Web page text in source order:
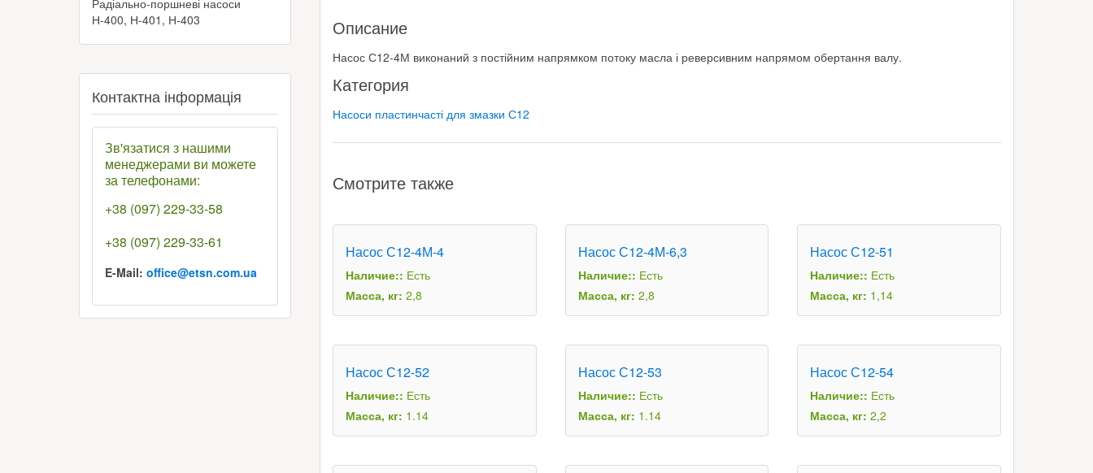
Описание
Насос С12-4М виконаний з постійним напрямком потоку масла і реверсивним напрямом обертання валу.
Категория
Насоси пластинчасті для змазки С12
Смотрите также
Насос С12-4М-4
Наличие:: Есть
Масса, кг:2,8
Насос С12-4М-6,3
Наличие:: Есть
Масса, кг: 2,8
Насос С12-51
Наличие:: Есть
Масса, кг: 1,14
Насос С12-52
Наличие:: Есть
Масса, кг: 1.14
Насос С12-53
Наличие:: Есть
Масса, кг: 1.14
Насос С12-54
Наличие:: Есть
Масса, кг:2,2
Радіально-поршневі насоси
Н-400, Н-401, Н-403
Контактна інформація
Зв'язатися з нашими
менеджерами ви можете
за телефонами:
+38 (097) 229-33-58
+38 (097) 229-33-61
E-Mail: office@etsn.com.ua